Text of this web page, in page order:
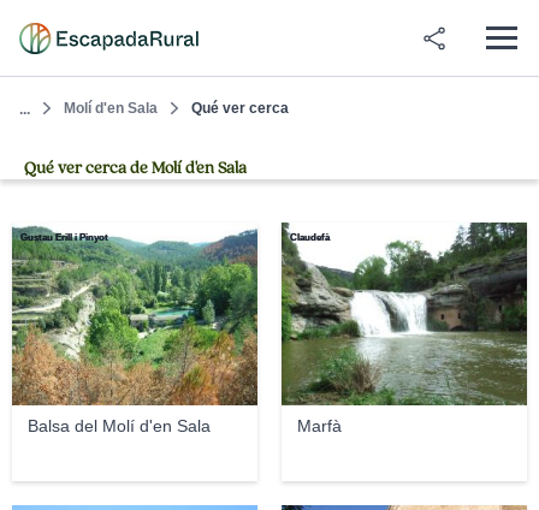
... Molí d'en Sala Qué ver cerca
Qué ver cerca de Molí d'en Sala
Balsa del Molí d'en Sala
Gustau Erill i Pinyot
Marfà
Claudefà